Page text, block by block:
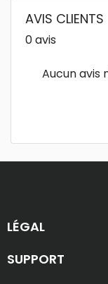
AVIS CLIENTS
0 avis
Aucun avis
LÉGAL
SUPPORT